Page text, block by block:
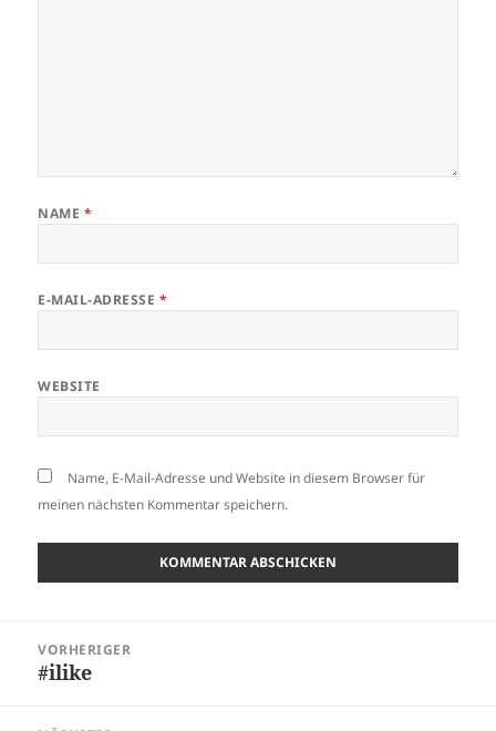
NAME *
E-MAIL-ADRESSE *
WEBSITE
Name, E-Mail-Adresse und Website in diesem Browser für
meinen nächsten Kommentar speichern.
VORHERIGER
Vorheriger
#ilike